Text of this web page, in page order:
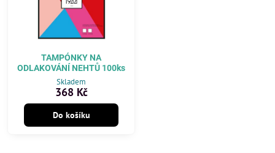
TAMPÓNKY NA
ODLAKOVÁNÍ NEHTŮ 100ks
Skladem
368 Kč
Do košíku